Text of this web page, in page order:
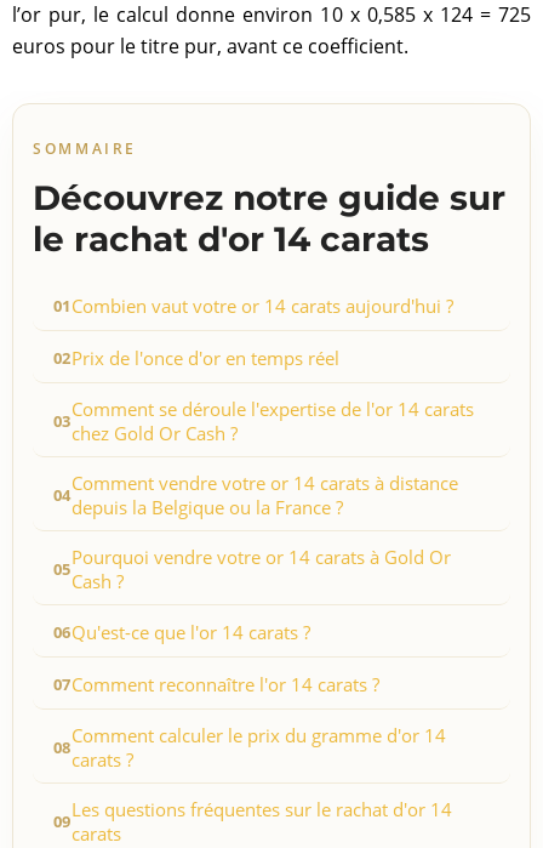
l’or pur, le calcul donne environ 10 x 0,585 x 124 = 725
euros pour le titre pur, avant ce coefficient.
SOMMAIRE
Découvrez notre guide sur
le rachat d'or 14 carats
Combien vaut votre or 14 carats aujourd'hui ?
Prix de l'once d'or en temps réel
Comment se déroule l'expertise de l'or 14 carats
chez Gold Or Cash ?
Comment vendre votre or 14 carats à distance
depuis la Belgique ou la France ?
Pourquoi vendre votre or 14 carats à Gold Or
Cash ?
Qu'est-ce que l'or 14 carats ?
Comment reconnaître l'or 14 carats ?
Comment calculer le prix du gramme d'or 14
carats ?
Les questions fréquentes sur le rachat d'or 14
carats